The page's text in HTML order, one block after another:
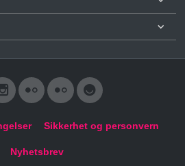
Sikkerhet og personvern
Nyhetsbrev